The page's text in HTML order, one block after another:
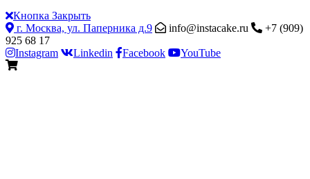
Кнопка Закрыть
г. Москва, ул. Паперника д.9
info@instacake.ru
+7 (909)
925 68 17
Instagram
Linkedin Facebook YouTube